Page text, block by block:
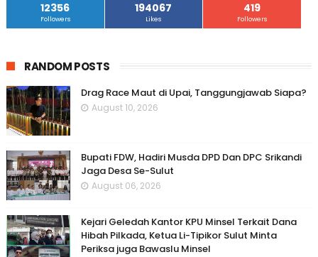
12356
Followers
194067
Likes
419
Followers
RANDOM POSTS
Drag Race Maut di Upai, Tanggungjawab Siapa?
August 10, 2026
Bupati FDW, Hadiri Musda DPD Dan DPC Srikandi
Jaga Desa Se-Sulut
August 06, 2026
Kejari Geledah Kantor KPU Minsel Terkait Dana
Hibah Pilkada, Ketua Li-Tipikor Sulut Minta
Periksa juga Bawaslu Minsel